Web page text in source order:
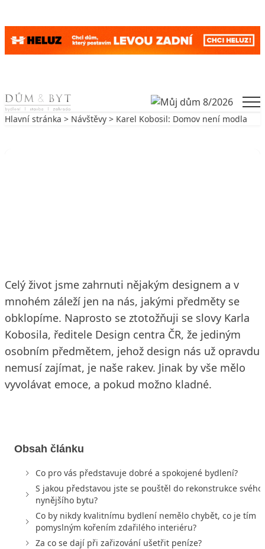
Skip to content
Hlavní stránka > Návštěvy > Karel Kobosil: Domov není modla
Celý život jsme zahrnuti nějakým designem a v
mnohém záleží jen na nás, jakými předměty se
obklopíme. Naprosto se ztotožňuji se slovy Karla
Kobosila, ředitele Design centra ČR, že jediným
osobním předmětem, jehož design nás už opravdu
nemusí zajímat, je naše rakev. Jinak by vše mělo
vyvolávat emoce, a pokud možno kladné.
Obsah článku
Co pro vás představuje dobré a spokojené bydlení?
S jakou představou jste se pouštěl do rekonstrukce svého
nynějšího bytu?
Co by nikdy kvalitnímu bydlení nemělo chybět, co je tím
pomyslným kořením zdařilého interiéru?
Za co se dají při zařizování ušetřit peníze?